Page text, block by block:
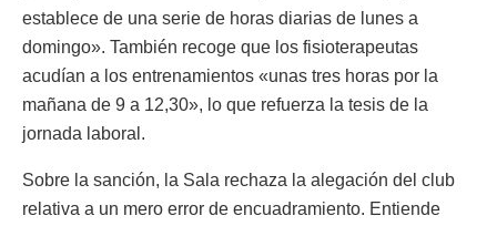
establece de una serie de horas diarias de lunes a
domingo». También recoge que los fisioterapeutas
acudían a los entrenamientos «unas tres horas por la
mañana de 9 a 12,30», lo que refuerza la tesis de la
jornada laboral.
Sobre la sanción, la Sala rechaza la alegación del club
relativa a un mero error de encuadramiento. Entiende